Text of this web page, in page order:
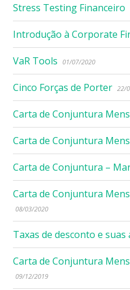
Stress Testing Financeiro
Introdução à Corporate
VaR Tools 01/07/2020
Cinco Forças de Porter 22/
Carta de Conjuntura
Carta de Conjuntura
Carta de Conjuntura –
Carta de Conjuntura
08/03/2020
Taxas de desconto e suas
Carta de Conjuntura
09/12/2019